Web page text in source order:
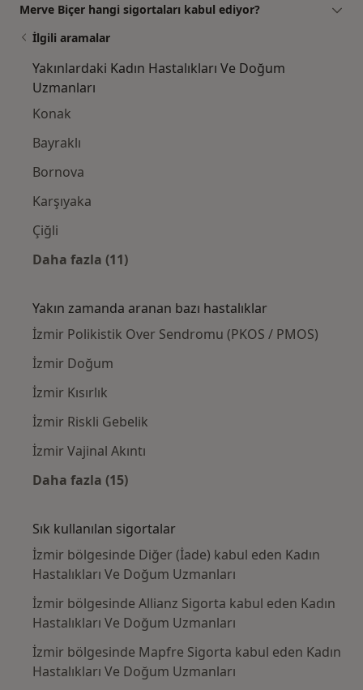
Merve Biçer hangi sigortaları kabul ediyor?
İlgili aramalar
Yakınlardaki Kadın Hastalıkları Ve Doğum
Uzmanları
Konak
Bayraklı
Bornova
Karşıyaka
Çiğli
Daha fazla (11)
Yakın zamanda aranan bazı hastalıklar
İzmir Polikistik Over Sendromu (PKOS / PMOS)
İzmir Doğum
İzmir Kısırlık
İzmir Riskli Gebelik
İzmir Vajinal Akıntı
Daha fazla (15)
Sık kullanılan sigortalar
İzmir bölgesinde Diğer (İade) kabul eden Kadın
Hastalıkları Ve Doğum Uzmanları
İzmir bölgesinde Allianz Sigorta kabul eden Kadın
Hastalıkları Ve Doğum Uzmanları
İzmir bölgesinde Mapfre Sigorta kabul eden Kadın
Hastalıkları Ve Doğum Uzmanları